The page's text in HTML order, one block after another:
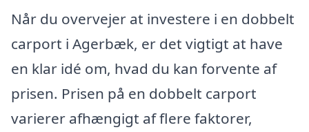
Når du overvejer at investere i en dobbelt
carport i Agerbæk, er det vigtigt at have
en klar idé om, hvad du kan forvente af
prisen. Prisen på en dobbelt carport
varierer afhængigt af flere faktorer,